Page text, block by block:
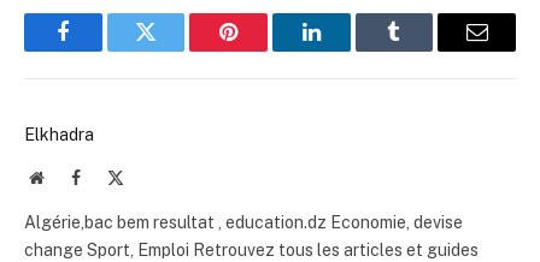
FacebookTwitter Pinterest LinkedInTumblr Email
Elkhadra
WebsiteFacebook
Algérie,bac bem resultat , education.dz Economie, devise
change Sport, Emploi Retrouvez tous les articles et guides